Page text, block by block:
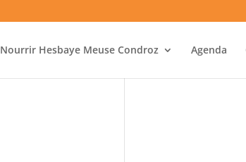
Nourrir Hesbaye Meuse Condroz Agenda